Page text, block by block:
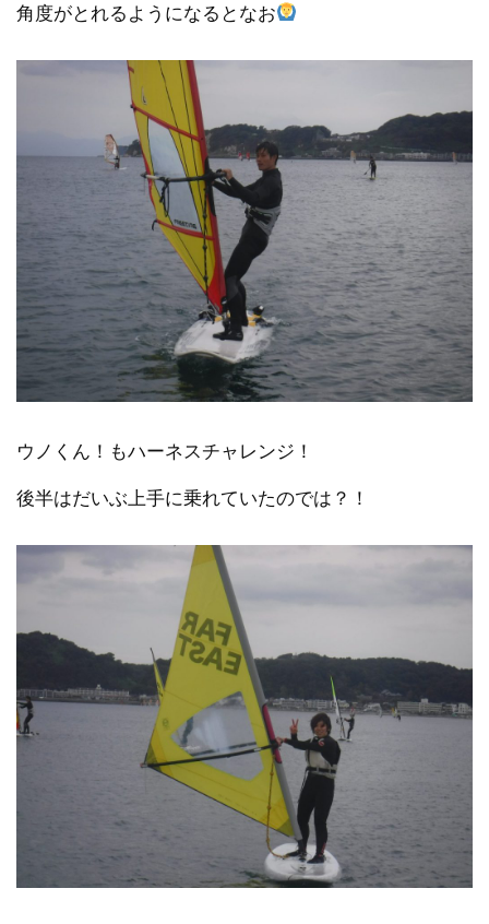
角度がとれるようになるとなお
ウノくん！もハーネスチャレンジ！
後半はだいぶ上手に乗れていたのでは？！